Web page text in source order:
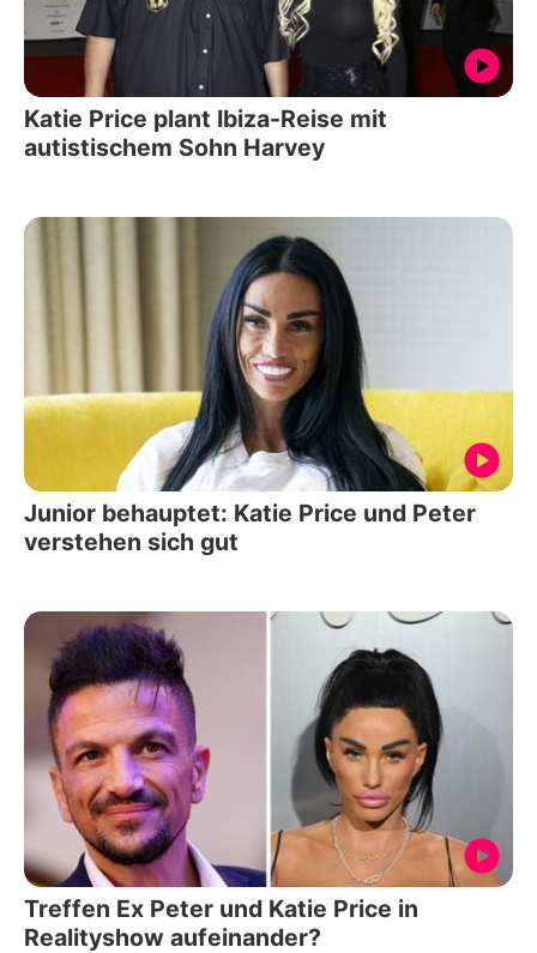
Katie Price plant Ibiza-Reise mit
autistischem Sohn Harvey
Junior behauptet: Katie Price und Peter
verstehen sich gut
Treffen Ex Peter und Katie Price in
Realityshow aufeinander?